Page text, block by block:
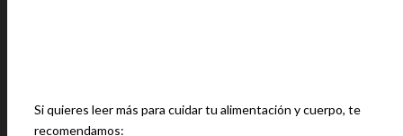
Si quieres leer más para cuidar tu alimentación y cuerpo, te
recomendamos: